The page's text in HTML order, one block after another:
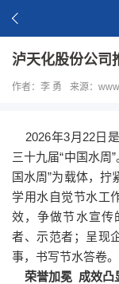
泸天化股份公司
作者：李 勇 来源：
2026年3月22日是
三十九届“中国水周
国水周”为载体，拧
学用水自觉节水工
效，争做节水宣传
者、示范者；呈现
事，书写节水答卷。
荣誉加冕 成效凸